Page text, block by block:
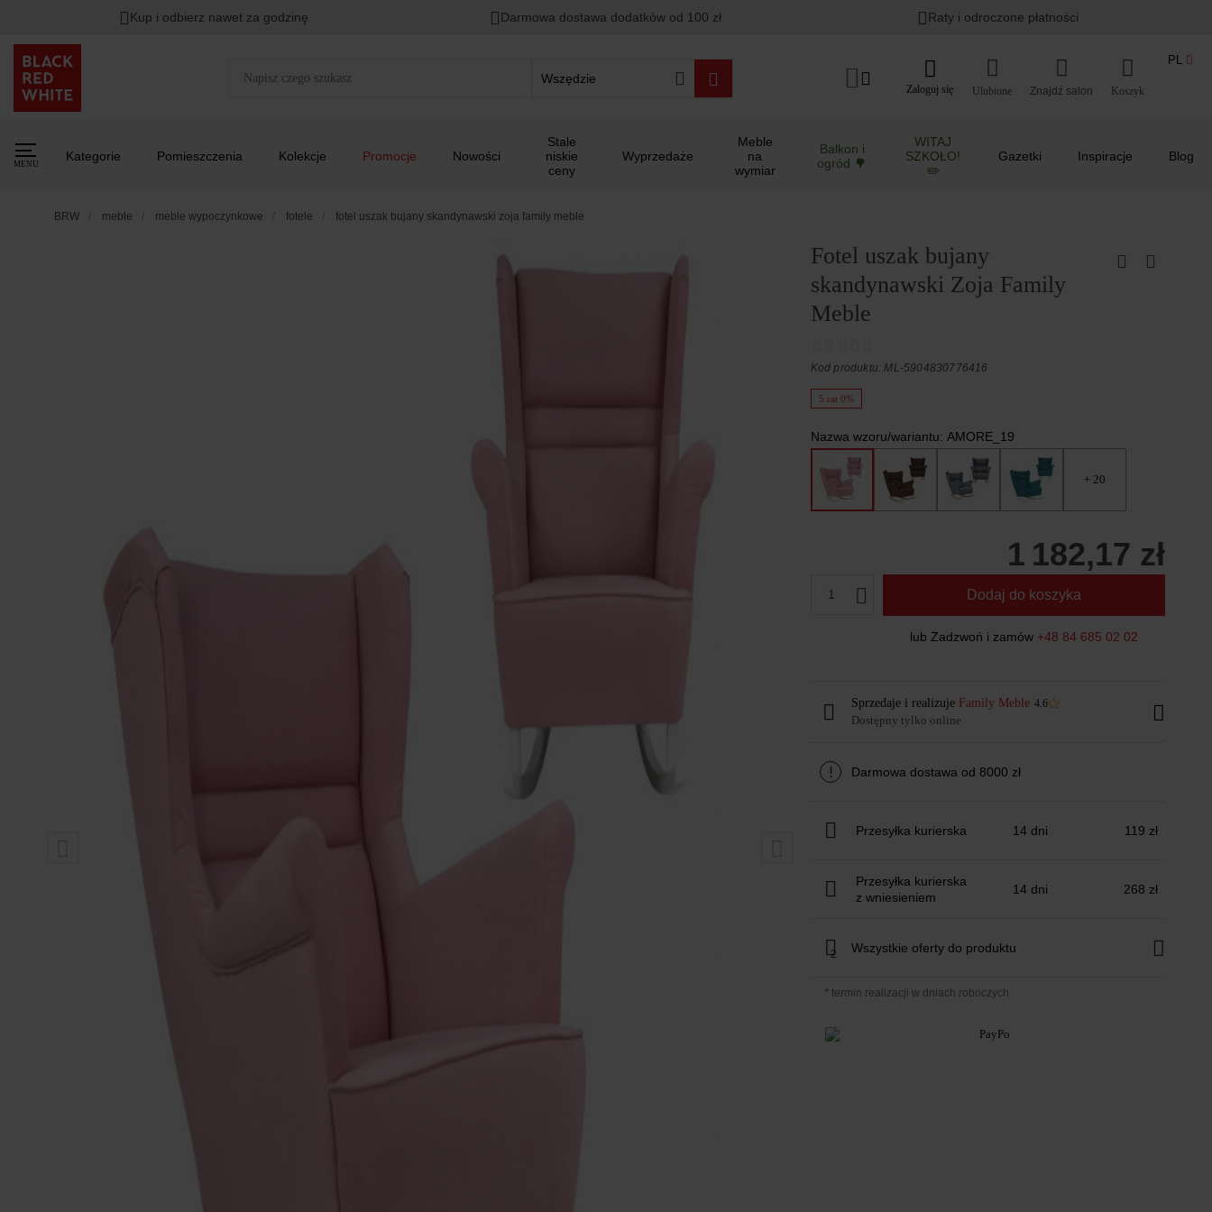
Kup i odbierz nawet za godzinę Darmowa dostawa dodatków od 100 zł Raty i odroczone płatności
Wszędzie
Zaloguj się Ulubione Koszyk
PL
MENU
Kategorie Pomieszczenia Kolekcje Promocje Nowości
Stale
niskie
ceny
Wyprzedaże
Meble
na
wymiar
Balkon i
ogród 🌳
WITAJ
SZKOŁO!
✏️
Gazetki Inspiracje Blog
BRW meble meble wypoczynkowe fotele fotel uszak bujany skandynawski zoja family meble
Fotel uszak bujany
skandynawski Zoja Family
Meble
Kod produktu: ML-5904830776416
5 rat 0%
Nazwa wzoru/wariantu: AMORE_19
+ 20
1 182,17 zł
1 Dodaj do koszyka
lub Zadzwoń i zamów +48 84 685 02 02
Sprzedaje i realizuje Family Meble 4.6
Dostępny tylko online
! Darmowa dostawa od 8000 zł
Przesyłka kurierska 14 dni 119 zł
Przesyłka kurierska
z wniesieniem
14 dni 268 zł
2 Wszystkie oferty do produktu
* termin realizacji w dniach roboczych